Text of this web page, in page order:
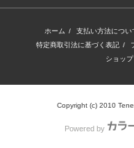
ホーム / 支払い方法につい
特定商取引法に基づく表記 /
ショッ
Copyright (c) 2010
Powered by